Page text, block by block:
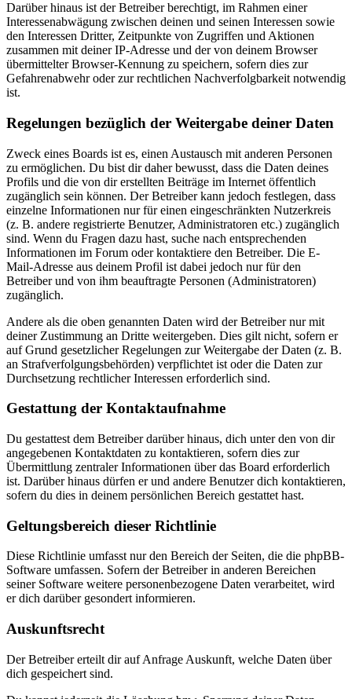
Darüber hinaus ist der Betreiber berechtigt, im Rahmen einer
Interessenabwägung zwischen deinen und seinen Interessen sowie
den Interessen Dritter, Zeitpunkte von Zugriffen und Aktionen
zusammen mit deiner IP-Adresse und der von deinem Browser
übermittelter Browser-Kennung zu speichern, sofern dies zur
Gefahrenabwehr oder zur rechtlichen Nachverfolgbarkeit notwendig
ist.
Regelungen bezüglich der Weitergabe deiner Daten
Zweck eines Boards ist es, einen Austausch mit anderen Personen
zu ermöglichen. Du bist dir daher bewusst, dass die Daten deines
Profils und die von dir erstellten Beiträge im Internet öffentlich
zugänglich sein können. Der Betreiber kann jedoch festlegen, dass
einzelne Informationen nur für einen eingeschränkten Nutzerkreis
(z. B. andere registrierte Benutzer, Administratoren etc.) zugänglich
sind. Wenn du Fragen dazu hast, suche nach entsprechenden
Informationen im Forum oder kontaktiere den Betreiber. Die E-
Mail-Adresse aus deinem Profil ist dabei jedoch nur für den
Betreiber und von ihm beauftragte Personen (Administratoren)
zugänglich.
Andere als die oben genannten Daten wird der Betreiber nur mit
deiner Zustimmung an Dritte weitergeben. Dies gilt nicht, sofern er
auf Grund gesetzlicher Regelungen zur Weitergabe der Daten (z. B.
an Strafverfolgungsbehörden) verpflichtet ist oder die Daten zur
Durchsetzung rechtlicher Interessen erforderlich sind.
Gestattung der Kontaktaufnahme
Du gestattest dem Betreiber darüber hinaus, dich unter den von dir
angegebenen Kontaktdaten zu kontaktieren, sofern dies zur
Übermittlung zentraler Informationen über das Board erforderlich
ist. Darüber hinaus dürfen er und andere Benutzer dich kontaktieren,
sofern du dies in deinem persönlichen Bereich gestattet hast.
Geltungsbereich dieser Richtlinie
Diese Richtlinie umfasst nur den Bereich der Seiten, die die phpBB-
Software umfassen. Sofern der Betreiber in anderen Bereichen
seiner Software weitere personenbezogene Daten verarbeitet, wird
er dich darüber gesondert informieren.
Auskunftsrecht
Der Betreiber erteilt dir auf Anfrage Auskunft, welche Daten über
dich gespeichert sind.